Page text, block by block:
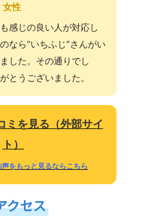
性
感じの良い人が対応し
なら“いちふじ”さんがい
した。その通りでし
とうございました。
ミを見る（外部サイ
ト）
をもっと見るならこちら
クセス